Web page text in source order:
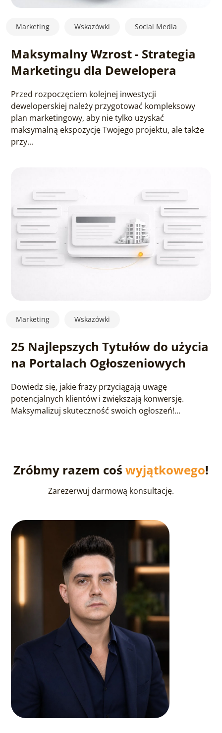
Marketing Wskazówki Social Media
Maksymalny Wzrost - Strategia
Marketingu dla Dewelopera
Przed rozpoczęciem kolejnej inwestycji
deweloperskiej należy przygotować kompleksowy
plan marketingowy, aby nie tylko uzyskać
maksymalną ekspozycję Twojego projektu, ale także
przy...
Marketing Wskazówki
25 Najlepszych Tytułów do użycia
na Portalach Ogłoszeniowych
Dowiedz się, jakie frazy przyciągają uwagę
potencjalnych klientów i zwiększają konwersję.
Maksymalizuj skuteczność swoich ogłoszeń!...
Zróbmy razem coś wyjątkowego!
Zarezerwuj darmową konsultację.